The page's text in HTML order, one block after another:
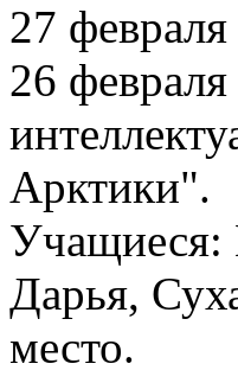
27
26
Арктики".
Учащиеся:
Дарья,
место.